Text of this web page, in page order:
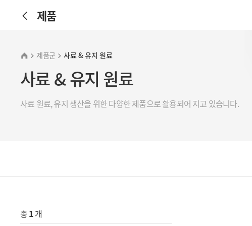
제품
제품군 사료 & 유지 원료
사료 & 유지 원료
사료 원료, 유지 생산을 위한 다양한 제품으로 활용되어 지고 있습니다.
총1개